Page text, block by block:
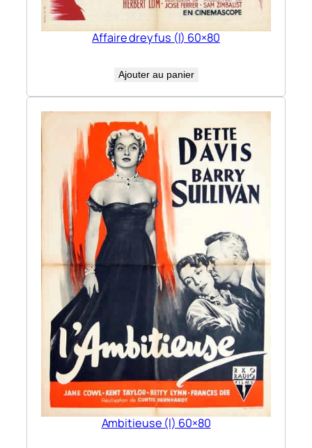
Affaire dreyfus (l) 60×80
Ajouter au panier
Ambitieuse (l) 60×80